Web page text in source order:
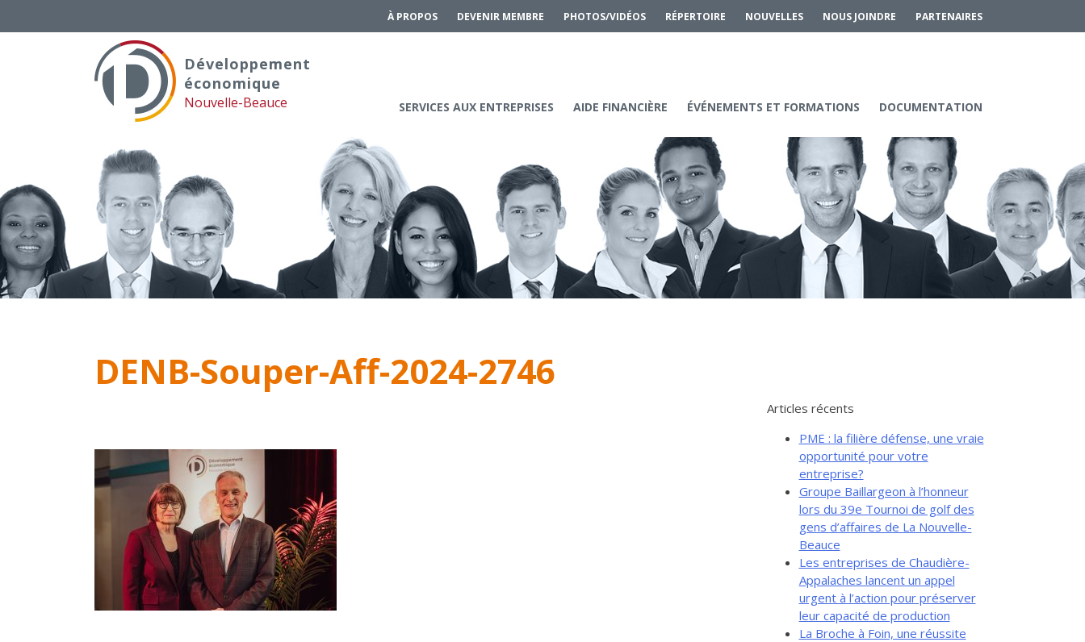
À PROPOS DEVENIR MEMBRE PHOTOS/VIDÉOS RÉPERTOIRE NOUVELLES NOUS JOINDRE PARTENAIRES
Développement
économique
Nouvelle-Beauce SERVICES AUX ENTREPRISES AIDE FINANCIÈRE ÉVÉNEMENTS ET FORMATIONS DOCUMENTATION
DENB-Souper-Aff-2024-2746
Articles récents
PME : la filière défense, une vraie
opportunité pour votre
entreprise?
Groupe Baillargeon à l’honneur
lors du 39e Tournoi de golf des
gens d’affaires de La Nouvelle-
Beauce
Les entreprises de Chaudière-
Appalaches lancent un appel
urgent à l’action pour préserver
leur capacité de production
La Broche à Foin, une réussite